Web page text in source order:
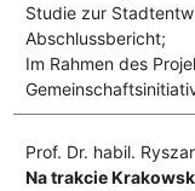
Studie zur
Abschlussbericht;
Im Rahmen des
Prof. Dr. habil.
Na trakcie